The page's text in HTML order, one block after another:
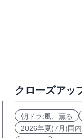
クローズアッ
朝ドラ:風、薫る
2026年夏(7月)国